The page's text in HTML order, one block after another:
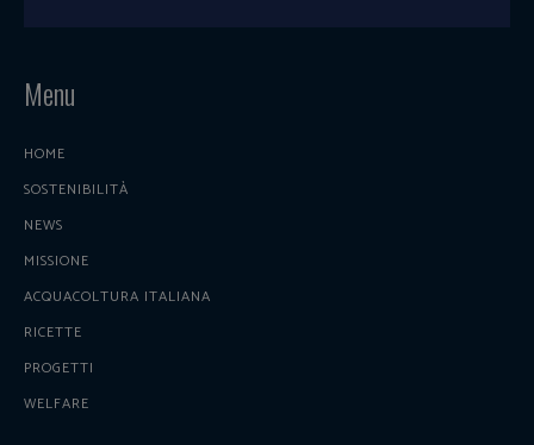
Menu
HOME
SOSTENIBILITÀ
NEWS
MISSIONE
ACQUACOLTURA ITALIANA
RICETTE
PROGETTI
WELFARE